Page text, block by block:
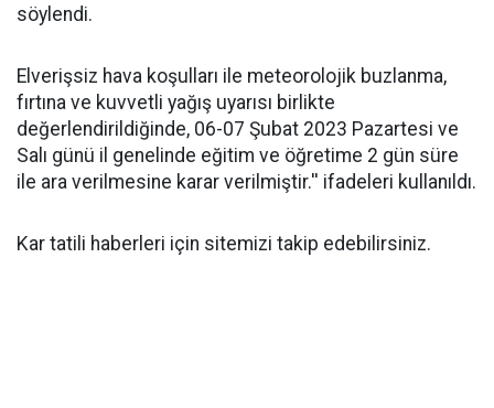
söylendi.
Elverişsiz hava koşulları ile meteorolojik buzlanma,
fırtına ve kuvvetli yağış uyarısı birlikte
değerlendirildiğinde, 06-07 Şubat 2023 Pazartesi ve
Salı günü il genelinde eğitim ve öğretime 2 gün süre
ile ara verilmesine karar verilmiştir.'' ifadeleri kullanıldı.
Kar tatili haberleri için sitemizi takip edebilirsiniz.